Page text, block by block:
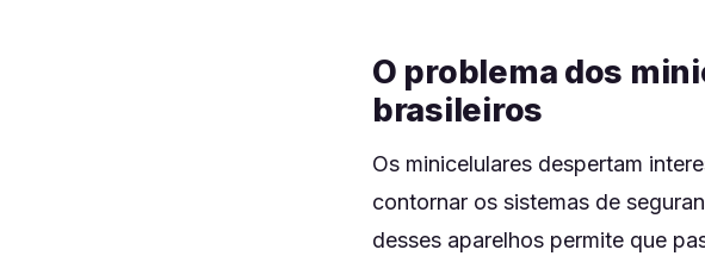
O problema dos
brasileiros
Os minicelulares despertam
contornar os sistemas de
desses aparelhos permite que